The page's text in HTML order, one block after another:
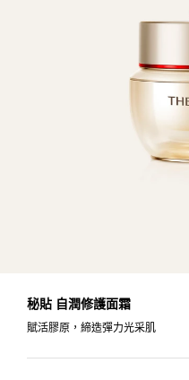
秘貼 自潤修護面霜
賦活膠原，締造彈力光采肌